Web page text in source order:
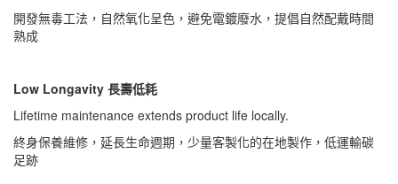
開發無毒工法，自然氧化呈色，避免電鍍廢水，提倡自然配戴時間
熟成
Low Longavity 長壽低耗
Lifetime maintenance extends product life locally.
終身保養維修，延長生命週期，少量客製化的在地製作，低運輸碳
足跡